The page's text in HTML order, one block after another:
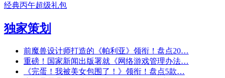
经典丙午超级礼包
独家策划
前魔兽设计师打造的《帕利亚》领衔！盘点20…
重磅！国家新闻出版署就《网络游戏管理办法…
《完蛋！我被美女包围了！》领衔！盘点5款…